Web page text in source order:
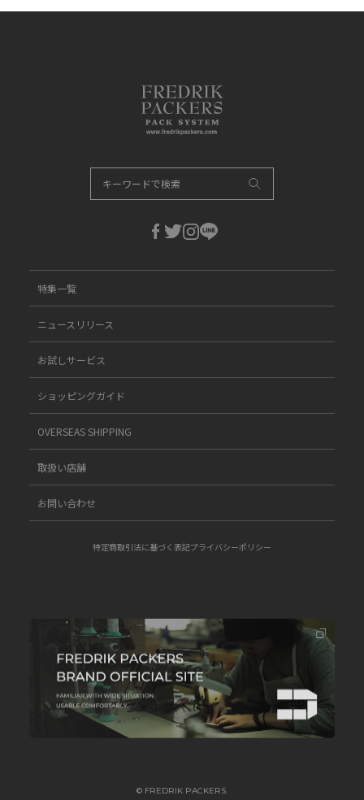
特集一覧
ニュースリリース
お試しサービス
ショッピングガイド
OVERSEAS SHIPPING
取扱い店舗
お問い合わせ
特定商取引法に基づく表記プライバシーポリシー
© FREDRIK PACKERS.